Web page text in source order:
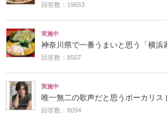
回答数：19653
実施中
神奈川県で一番うまいと思う「横浜
回答数：8507
実施中
唯一無二の歌声だと思うボーカリス
回答数：8094